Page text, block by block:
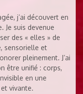
j’ai découvert en
Je suis devenue
des « elles » de
sensorielle et
pleinement. J’ai
être unifié : corps,
en une
vivante.